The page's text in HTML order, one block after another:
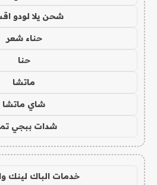
شحن يلا لودو
حناء شعر
حنا
ماتشا
شاي ماتشا
شدات ببجي
خدمات الباك لينك